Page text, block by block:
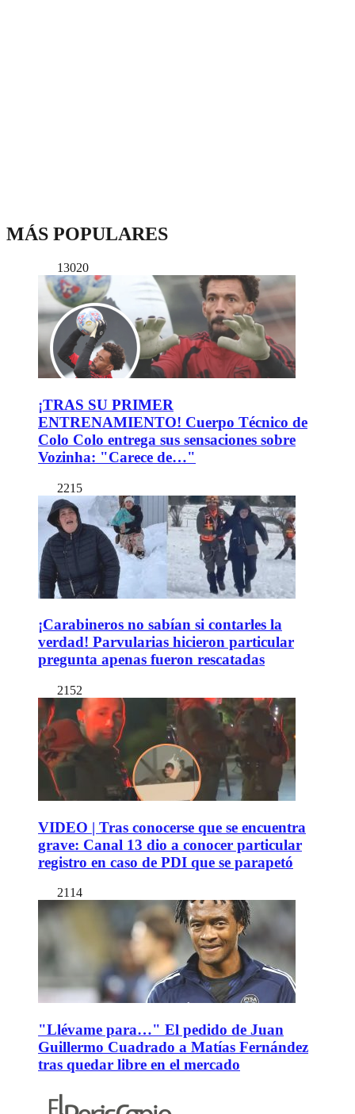
MÁS POPULARES
13020
¡TRAS SU PRIMER
ENTRENAMIENTO! Cuerpo Técnico de
Colo Colo entrega sus sensaciones sobre
Vozinha: "Carece de…"
2215
¡Carabineros no sabían si contarles la
verdad! Parvularias hicieron particular
pregunta apenas fueron rescatadas
2152
VIDEO | Tras conocerse que se encuentra
grave: Canal 13 dio a conocer particular
registro en caso de PDI que se parapetó
2114
"Llévame para…" El pedido de Juan
Guillermo Cuadrado a Matías Fernández
tras quedar libre en el mercado